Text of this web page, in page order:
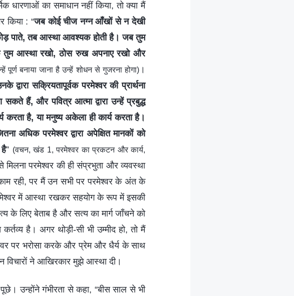
का समाधान नहीं किया, तो क्या मैं
किया : “जब कोई चीज नग्न आँखों से न देखी
पाते, तब आस्था आवश्यक होती है। जब तुम
तुम आस्था रखो, ठोस रुख अपनाए रखो और
बनाया जाना है उन्हें शोधन से गुजरना होगा) ।
सक्रियतापूर्वक परमेश्वर की प्रार्थना
हैं, और पवित्र आत्मा द्वारा उन्हें प्रबुद्ध
है, या मनुष्य अकेला ही कार्य करता है।
अधिक परमेश्वर द्वारा अपेक्षित मानकों को
” (वचन, खंड 1, परमेश्वर का प्रकटन और कार्य,
मिलना परमेश्वर की ही संप्रभुता और व्यवस्था
रही, पर मैं उन सभी पर परमेश्वर के अंत के
में आस्था रखकर सहयोग के रूप में इसकी
के लिए बेताब है और सत्य का मार्ग जाँचने को
है। अगर थोड़ी-सी भी उम्मीद हो, तो मैं
पर भरोसा करके और प्रेम और धैर्य के साथ
विचारों ने आखिरकार मुझे आस्था दी।
उन्होंने गंभीरता से कहा, “बीस साल से भी